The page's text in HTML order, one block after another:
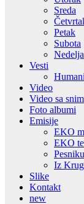
Sreda
Petak
Subota
Nedelja
Vesti
Video
Video sa
Foto albumi
Emisije
EKO
EKO
Iz
Slike
Kontakt
new